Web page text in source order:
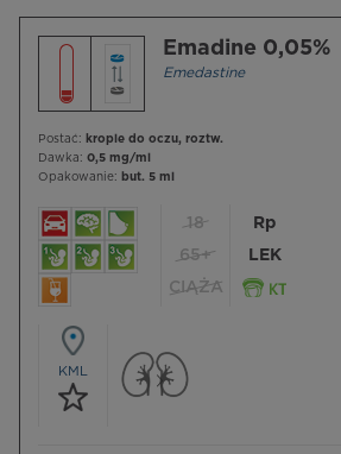
Emadine 0,05%
Emedastine
Postać: krople do oczu, roztw.
Dawka: 0,5 mg/ml
Opakowanie: but. 5 ml
18
65+
CIĄŻA
Rp
LEK
KML